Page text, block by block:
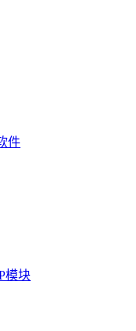
件
模块